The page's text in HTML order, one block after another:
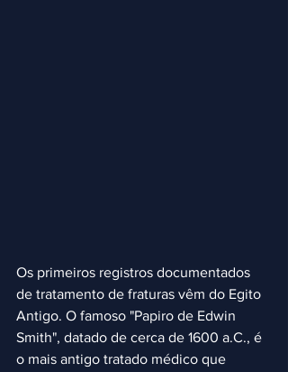
Os primeiros registros documentados
de tratamento de fraturas vêm do Egito
Antigo. O famoso "Papiro de Edwin
Smith", datado de cerca de 1600 a.C., é
o mais antigo tratado médico que